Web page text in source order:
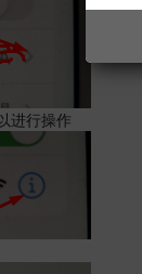
进行操作